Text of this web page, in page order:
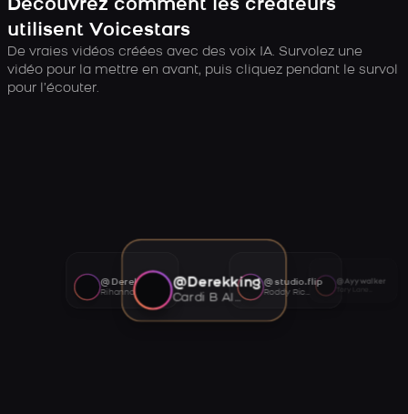
Découvrez comment les créateurs
utilisent Voicestars
De vraies vidéos créées avec des voix IA. Survolez une
vidéo pour la mettre en avant, puis cliquez pendant le survol
pour l’écouter.
@Derekking
Cardi B AI voice
@studio.flip
Roddy Ricch AI voice
@Ayywalker
@Derekking
Rihanna AI voice